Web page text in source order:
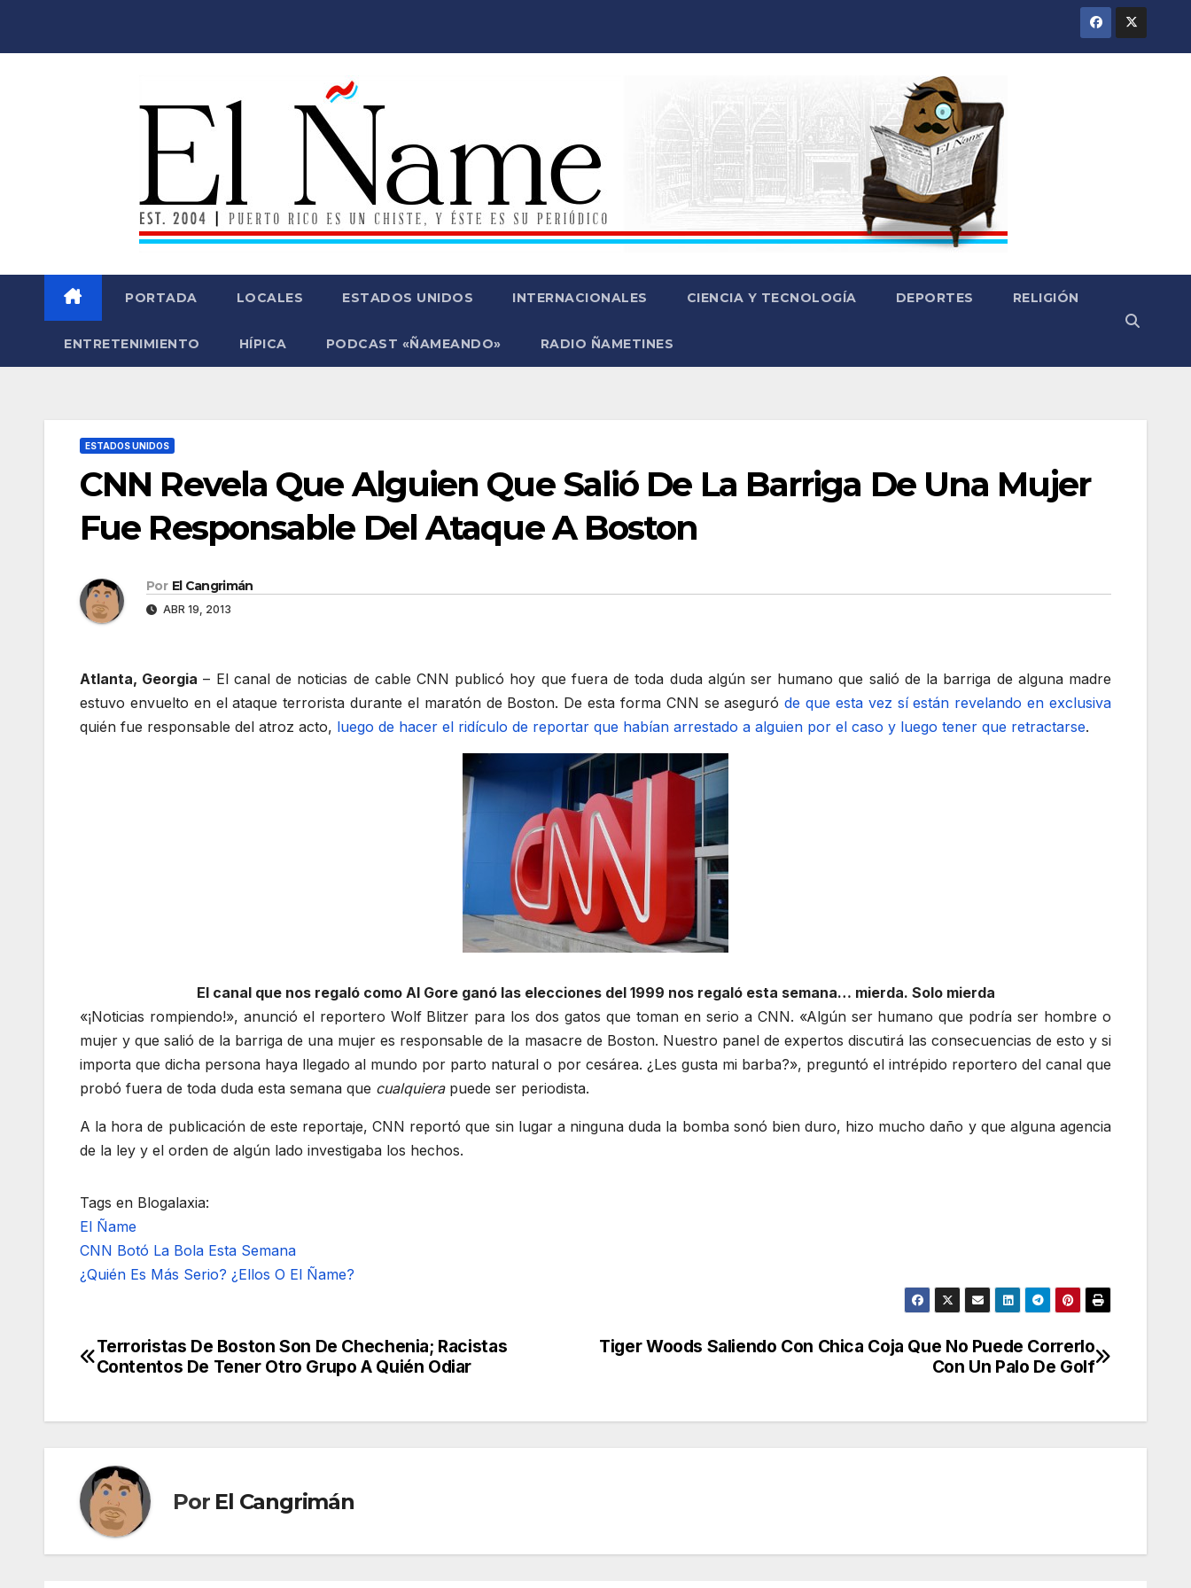
PORTADA LOCALES ESTADOS UNIDOS INTERNACIONALES CIENCIA Y TECNOLOGÍA DEPORTES RELIGIÓN
ENTRETENIMIENTO HÍPICA PODCAST «ÑAMEANDO» RADIO ÑAMETINES
ESTADOS UNIDOS
CNN Revela Que Alguien Que Salió De La Barriga De Una Mujer
Fue Responsable Del Ataque A Boston
Por El Cangrimán
ABR 19, 2013
Atlanta, Georgia – El canal de noticias de cable CNN publicó hoy que fuera de toda duda algún ser humano que salió de la barriga de alguna madre
estuvo envuelto en el ataque terrorista durante el maratón de Boston. De esta forma CNN se aseguróde que esta vez sí están revelando en exclusiva
quién fue responsable del atroz acto, luego de hacer el ridículo de reportar que habían arrestado a alguien por el caso y luego tener que retractarse.
El canal que nos regaló como Al Gore ganó las elecciones del 1999 nos regaló esta semana… mierda. Solo mierda
«¡Noticias rompiendo!», anunció el reportero Wolf Blitzer para los dos gatos que toman en serio a CNN. «Algún ser humano que podría ser hombre o
mujer y que salió de la barriga de una mujer es responsable de la masacre de Boston. Nuestro panel de expertos discutirá las consecuencias de esto y si
importa que dicha persona haya llegado al mundo por parto natural o por cesárea. ¿Les gusta mi barba?», preguntó el intrépido reportero del canal que
probó fuera de toda duda esta semana que cualquierapuede ser periodista.
A la hora de publicación de este reportaje, CNN reportó que sin lugar a ninguna duda la bomba sonó bien duro, hizo mucho daño y que alguna agencia
de la ley y el orden de algún lado investigaba los hechos.
Tags en Blogalaxia:
El Ñame
CNN Botó La Bola Esta Semana
¿Quién Es Más Serio? ¿Ellos O El Ñame?
Navegación
entradas
Tiger Woods Saliendo Con Chica Coja Que No Puede Correrlo
Con Un Palo De Golf
Terroristas De Boston Son De Chechenia; Racistas
Contentos De Tener Otro Grupo A Quién Odiar
Por El Cangrimán